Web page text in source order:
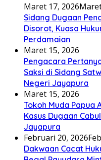
Maret 17, 2026
Sidang Dugaan
Disorot, Kuasa
Perdamaian
Maret 15, 2026
Pengacara
Saksi di Sidang
Negeri Jayapura
Maret 15, 2026
Tokoh Muda Papua
Kasus Dugaan
Jayapura
Februari 20, 2026
Dakwaan Cacat